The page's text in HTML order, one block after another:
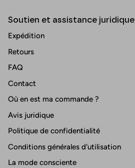
Soutien et assistance juridique
Expédition
Retours
FAQ
Contact
Où en est ma commande ?
Avis juridique
Politique de confidentialité
Conditions générales d'utilisation
La mode consciente